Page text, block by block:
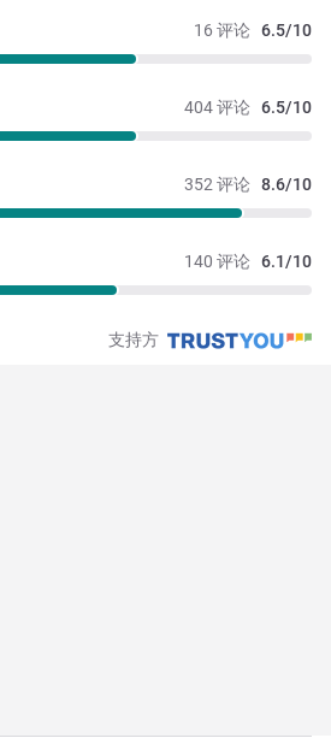
16 评论 6.5/10
404 评论 6.5/10
352 评论 8.6/10
140 评论 6.1/10
支持方